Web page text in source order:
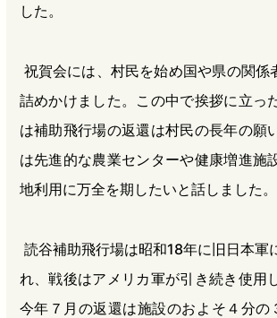
した。
祝賀会には、村民を始め国や県の関係
詰めかけました。この中で挨拶に立っ
は補助飛行場の返還は村民の長年の願
は先進的な農業センターや健康増進施
地利用に万全を期したいと話しました。
読谷補助飛行場は昭和18年に旧日本軍
れ、戦後はアメリカ軍が引き続き使用
今年７月の返還は施設のおよそ４分の